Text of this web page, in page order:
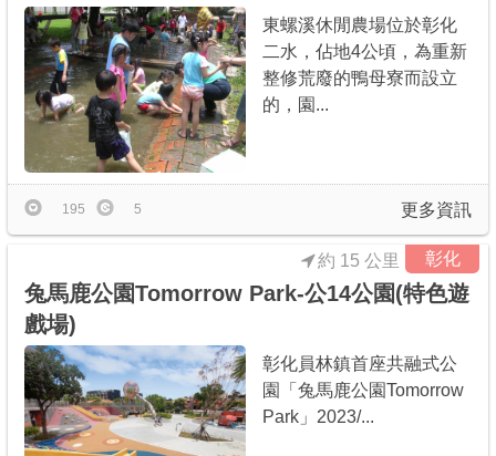
東螺溪休閒農場位於彰化
二水，佔地4公頃，為重新
整修荒廢的鴨母寮而設立
的，園...
更多資訊
195 5
彰化
約 15 公里
兔馬鹿公園Tomorrow Park-公14公園(特色遊
戲場)
彰化員林鎮首座共融式公
園「兔馬鹿公園Tomorrow
Park」2023/...